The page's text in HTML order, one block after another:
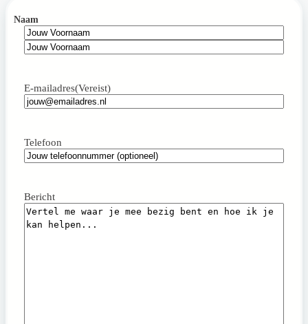
Naam
Voornaam
E-mailadres(Vereist)
Telefoon
Bericht